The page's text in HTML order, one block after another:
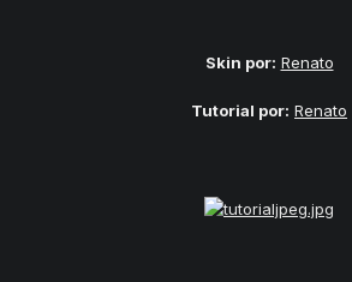
Skin por: Renato
Tutorial por: Renato